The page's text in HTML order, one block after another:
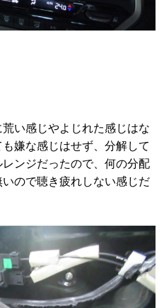
い感じやよじれた感じはな
嫌な感じはせず、分解して
ンジだったので、何の分配
ので聴き疲れしない感じだ